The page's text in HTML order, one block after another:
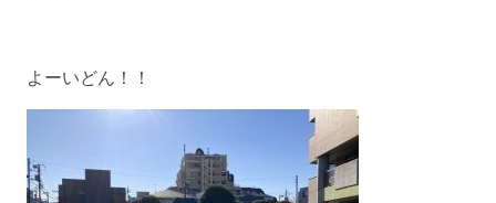
よーいどん！！